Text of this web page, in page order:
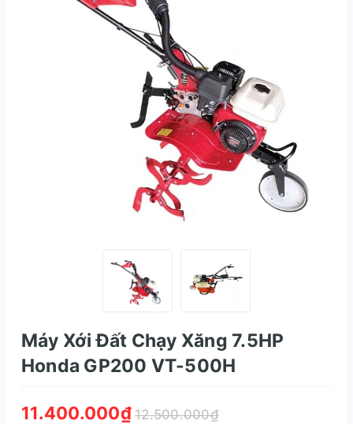
Máy Xới Đất Chạy Xăng 7.5HP
Honda GP200 VT-500H
11.400.000₫ 12.500.000₫